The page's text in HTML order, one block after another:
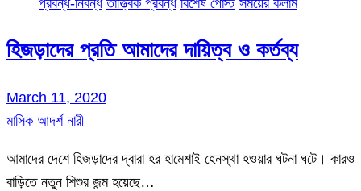
হিজড়াদের প্রতি আমাদের দায়িত্ব ও কর্তব্য
March 11, 2020
মাসিক আদর্শ নারী
আমাদের দেশে হিজড়াদের দ্বারা হর হামেশাই হেনস্থা হওয়ার ঘটনা ঘটে। কারও
বাড়িতে নতুন শিশুর জন্ম হয়েছে…